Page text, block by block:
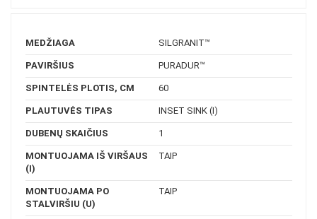
MEDŽIAGA SILGRANIT™
PAVIRŠIUS PURADUR™
SPINTELĖS PLOTIS, CM 60
PLAUTUVĖS TIPAS INSET SINK (I)
DUBENŲ SKAIČIUS 1
MONTUOJAMA IŠ VIRŠAUS
(I)
TAIP
MONTUOJAMA PO
STALVIRŠIU (U)
TAIP